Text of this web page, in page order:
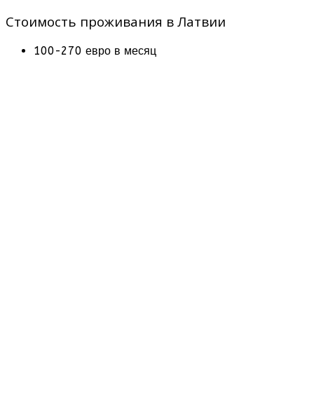
Стоимость проживания в Латвии
100-270 евро в месяц